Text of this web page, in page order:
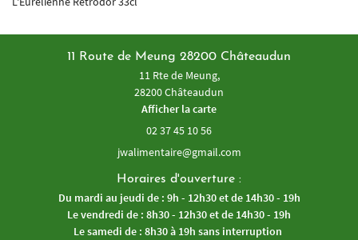
11 Route de Meung 28200 Châteaudun
11 Rte de Meung,
28200 Châteaudun
Afficher la carte
02 37 45 10 56
Horaires d'ouverture :
Du mardi au jeudi de : 9h - 12h30 et de 14h30 - 19h
Le vendredi de : 8h30 - 12h30 et de 14h30 - 19h
Le samedi de : 8h30 à 19h sans interruption